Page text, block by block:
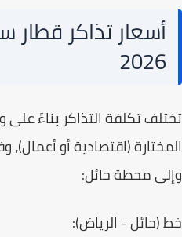
أسعار تذاكر قطار
2026
تكلفة التذاكر بناءً على
(اقتصادية أو أعمال)،
محطة حائل:
- الرياض):